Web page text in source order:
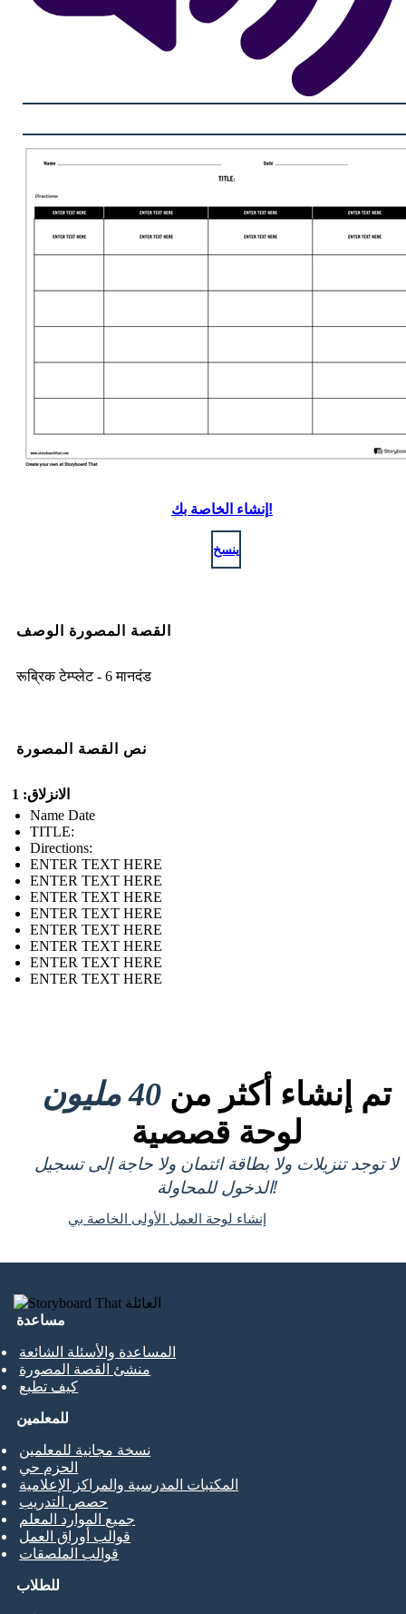
إنشاء الخاصة بك!
ينسخ
القصة المصورة الوصف
रूब्रिक टेम्प्लेट - 6 मानदंड
نص القصة المصورة
الانزلاق: 1
Name Date
TITLE :
Directions:
ENTER TEXT HERE
ENTER TEXT HERE
ENTER TEXT HERE
ENTER TEXT HERE
ENTER TEXT HERE
ENTER TEXT HERE
ENTER TEXT HERE
ENTER TEXT HERE
تم إنشاء أكثر من 40 مليون
لوحة قصصية
لا توجد تنزيلات ولا بطاقة ائتمان ولا حاجة إلى تسجيل
الدخول للمحاولة!
إنشاء لوحة العمل الأولى الخاصة بي
مساعدة
المساعدة والأسئلة الشائعة
منشئ القصة المصورة
كيف تطبع
للطلاب
للمعلمين
نسخة مجانية للمعلمين
الحزم حي
المكتبات المدرسية والمراكز الإعلامية
حصص التدريب
جميع الموارد المعلم
قوالب أوراق العمل
قوالب الملصقات